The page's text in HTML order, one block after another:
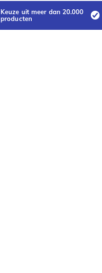
Keuze uit meer dan 20.000
producten